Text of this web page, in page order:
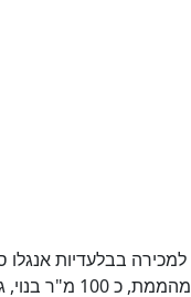
מהממת, כ 100 מ"ר בנוי, גינה מרוצפת כ 30 מ"ר, משופצת קומפלט, חניה בשפע, בקרבת מוסדות חינוך ודת